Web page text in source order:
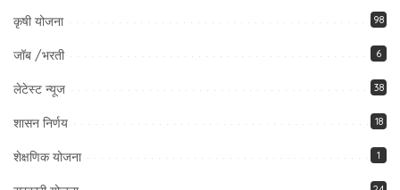
कृषी योजना 98
जॉब /भरती 6
लेटेस्ट न्यूज 38
शासन निर्णय 18
शेक्षणिक योजना 1